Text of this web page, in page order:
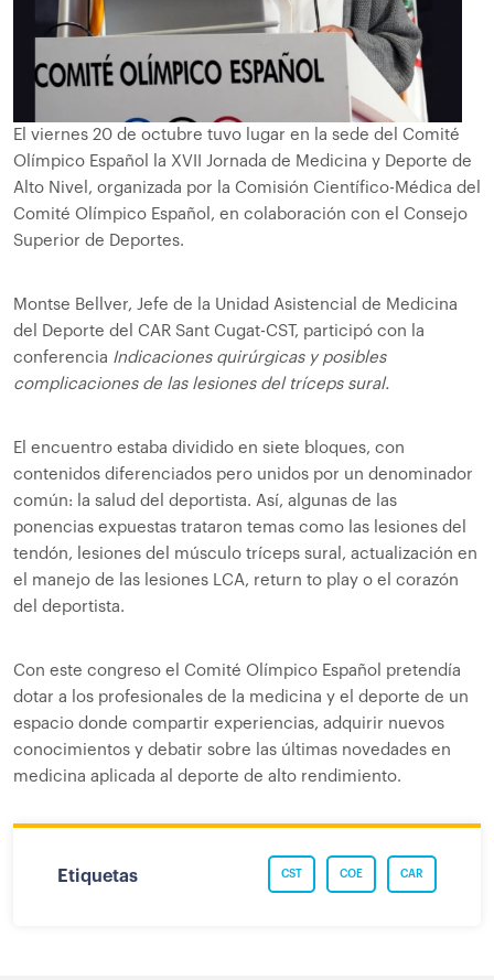
El viernes 20 de octubre tuvo lugar en la sede del Comité
Olímpico Español la XVII Jornada de Medicina y Deporte de
Alto Nivel, organizada por la Comisión Científico-Médica del
Comité Olímpico Español, en colaboración con el Consejo
Superior de Deportes.
Montse Bellver, Jefe de la Unidad Asistencial de Medicina
del Deporte del CAR Sant Cugat-CST, participó con la
conferencia Indicaciones quirúrgicas y posibles
complicaciones de las lesiones del tríceps sural.
El encuentro estaba dividido en siete bloques, con
contenidos diferenciados pero unidos por un denominador
común: la salud del deportista. Así, algunas de las
ponencias expuestas trataron temas como las lesiones del
tendón, lesiones del músculo tríceps sural, actualización en
el manejo de las lesiones LCA, return to play o el corazón
del deportista.
Con este congreso el Comité Olímpico Español pretendía
dotar a los profesionales de la medicina y el deporte de un
espacio donde compartir experiencias, adquirir nuevos
conocimientos y debatir sobre las últimas novedades en
medicina aplicada al deporte de alto rendimiento.
Etiquetas CAR
COE
CST